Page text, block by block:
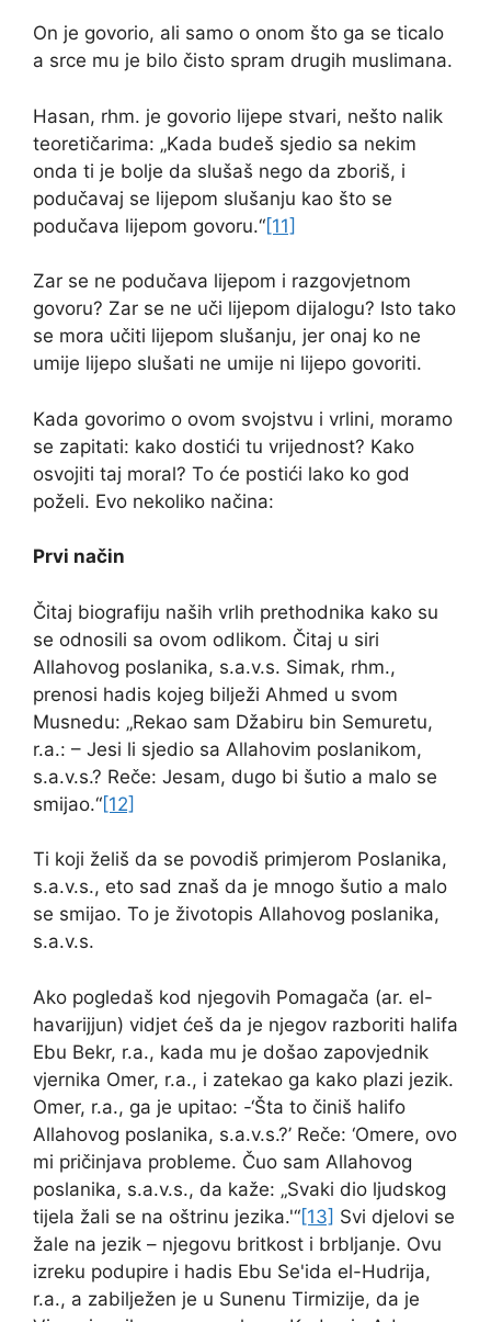
On je govorio, ali samo o onom što ga se ticalo
a srce mu je bilo čisto spram drugih muslimana.
Hasan, rhm. je govorio lijepe stvari, nešto nalik
teoretičarima: „Kada budeš sjedio sa nekim
onda ti je bolje da slušaš nego da zboriš, i
podučavaj se lijepom slušanju kao što se
podučava lijepom govoru.“[11]
Zar se ne podučava lijepom i razgovjetnom
govoru? Zar se ne uči lijepom dijalogu? Isto tako
se mora učiti lijepom slušanju, jer onaj ko ne
umije lijepo slušati ne umije ni lijepo govoriti.
Kada govorimo o ovom svojstvu i vrlini, moramo
se zapitati: kako dostići tu vrijednost? Kako
osvojiti taj moral? To će postići lako ko god
poželi. Evo nekoliko načina:
Prvi način
Čitaj biografiju naših vrlih prethodnika kako su
se odnosili sa ovom odlikom. Čitaj u siri
Allahovog poslanika, s.a.v.s. Simak, rhm.,
prenosi hadis kojeg bilježi Ahmed u svom
Musnedu: „Rekao sam Džabiru bin Semuretu,
r.a.: – Jesi li sjedio sa Allahovim poslanikom,
s.a.v.s.? Reče: Jesam, dugo bi šutio a malo se
smijao.“[12]
Ti koji želiš da se povodiš primjerom Poslanika,
s.a.v.s., eto sad znaš da je mnogo šutio a malo
se smijao. To je životopis Allahovog poslanika,
s.a.v.s.
Ako pogledaš kod njegovih Pomagača (ar. el-
havarijjun) vidjet ćeš da je njegov razboriti halifa
Ebu Bekr, r.a., kada mu je došao zapovjednik
vjernika Omer, r.a., i zatekao ga kako plazi jezik.
Omer, r.a., ga je upitao: -‘Šta to činiš halifo
Allahovog poslanika, s.a.v.s.?’ Reče: ‘Omere, ovo
mi pričinjava probleme. Čuo sam Allahovog
poslanika, s.a.v.s., da kaže: „Svaki dio ljudskog
tijela žali se na oštrinu jezika.'“[13] Svi djelovi se
žale na jezik – njegovu britkost i brbljanje. Ovu
izreku podupire i hadis Ebu Se'ida el-Hudrija,
r.a., a zabilježen je u Sunenu Tirmizije, da je